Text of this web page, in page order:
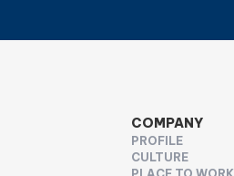
COMPANY
PROFILE
CULTURE